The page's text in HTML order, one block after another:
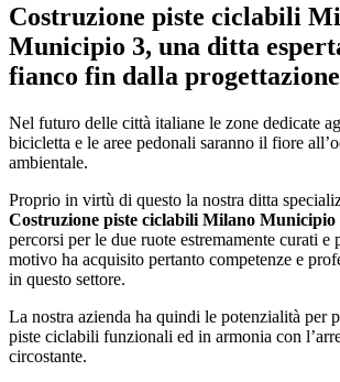
Costruzione piste ciclabili
Municipio 3, una ditta
fianco fin dalla progettazione
Nel futuro delle città italiane le zone dedicate
bicicletta e le aree pedonali saranno il fiore
ambientale.
Proprio in virtù di questo la nostra ditta
Costruzione piste ciclabili Milano Municipio
percorsi per le due ruote estremamente curati e
motivo ha acquisito pertanto competenze e
in questo settore.
La nostra azienda ha quindi le potenzialità per
piste ciclabili funzionali ed in armonia con
circostante.